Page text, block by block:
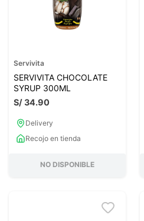
Servivita
SERVIVITA CHOCOLATE
SYRUP 300ML
S/34.90
Delivery
Recojo en tienda
NO DISPONIBLE